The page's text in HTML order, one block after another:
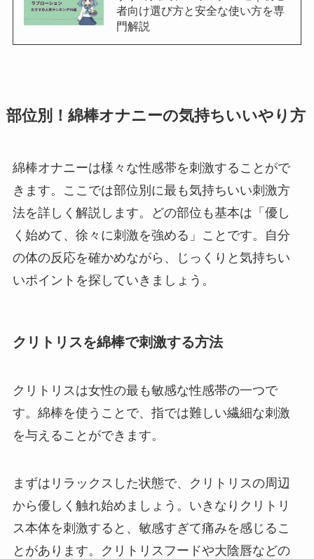
者向け選び方と安全な使い方を専
門解説
部位別！綿棒オナニーの気持ちいいやり方
綿棒オナニーは様々な性感帯を刺激することがで
きます。ここでは部位別に最も気持ちいい刺激方
法を詳しく解説します。どの部位も基本は「優し
く始めて、徐々に刺激を強める」ことです。自分
の体の反応を確かめながら、じっくりと気持ちい
いポイントを探していきましょう。
クリトリスを綿棒で刺激する方法
クリトリスは女性の最も敏感な性感帯の一つで
す。綿棒を使うことで、指では難しい繊細な刺激
を与えることができます。
まずはリラックスした状態で、クリトリスの周辺
から優しく触れ始めましょう。いきなりクリトリ
ス本体を刺激すると、敏感すぎて痛みを感じるこ
とがあります。クリトリスフードや大陰唇などの